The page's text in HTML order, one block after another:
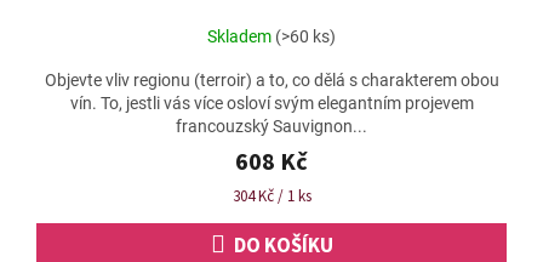
Skladem (>60 ks)
608 Kč
Měrná
304 Kč / 1 ks
DO KOŠÍKU
Objevte vliv regionu (terroir) a to, co dělá s charakterem obou
vín. To, jestli vás více osloví svým elegantním projevem
francouzský Sauvignon...